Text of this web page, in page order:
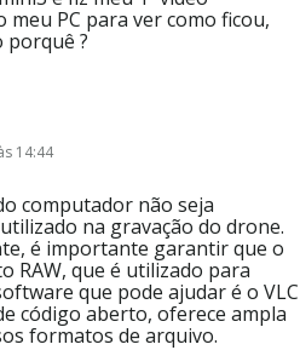
PC para ver como ficou,
porquê ?
14:44
computador não seja
na gravação do drone.
é importante garantir que o
RAW, que é utilizado para
que pode ajudar é o VLC
código aberto, oferece ampla
formatos de arquivo.